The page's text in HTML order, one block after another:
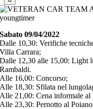
Sabato 09/04/2022
Dalle 10,30: Verifiche
Villa Carrara;
Dalle 12,30 alle 15,00: Light
Rambaldi.
Alle 16,00: Concorso;
Alle 18,30: Sfilata nel
Alle 21,00: Cena informale al
Alle 23,30: Pernotto al